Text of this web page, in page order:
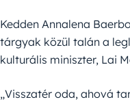
Kedden Annalena
tárgyak közül talán a
kulturális miniszter, Lai
„Visszatér oda, ahová